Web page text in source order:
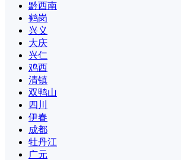
黔西南
鹤岗
兴义
大庆
兴仁
鸡西
清镇
双鸭山
四川
伊春
成都
牡丹江
广元